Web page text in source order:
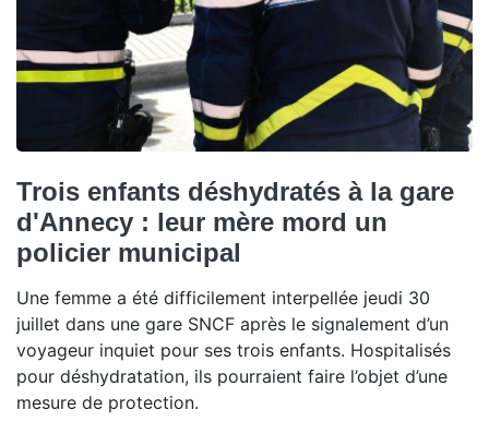
Trois enfants déshydratés à la gare
d'Annecy : leur mère mord un
policier municipal
Une femme a été difficilement interpellée jeudi 30
juillet dans une gare SNCF après le signalement d’un
voyageur inquiet pour ses trois enfants. Hospitalisés
pour déshydratation, ils pourraient faire l’objet d’une
mesure de protection.